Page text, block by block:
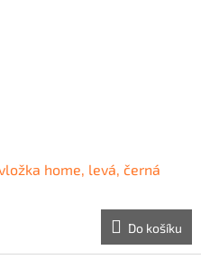
home, levá, černá
Do košíku